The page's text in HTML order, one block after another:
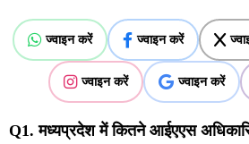
ज्वाइन करें ज्वाइन करें
ज्वाइन करें ज्वाइन करें
Q1. मध्यप्रदेश में कितने आईएएस